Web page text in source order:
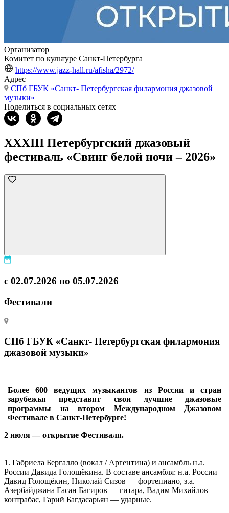
Организатор
Комитет по культуре Санкт-Петербурга
https://www.jazz-hall.ru/afisha/2972/
Адрес
СПб ГБУК «Санкт- Петербургская филармония джазовой
музыки»
Поделиться в социальных сетях
ХХХIII Петербургский джазовый
фестиваль «Свинг белой ночи – 2026»
с 02.07.2026 по 05.07.2026
Фестивали
СПб ГБУК «Санкт- Петербургская филармония
джазовой музыки»
Более 600 ведущих музыкантов из России и стран
зарубежья представят свои лучшие джазовые
программы на втором Международном Джазовом
Фестивале в Санкт-Петербурге!
2 июля — открытие Фестиваля.
1. Габриела Бергалло (вокал / Аргентина) и ансамбль н.а.
России Давида Голощёкина. В составе ансамбля: н.а. России
Давид Голощёкин, Николай Сизов — фортепиано, з.а.
Азербайджана Гасан Багиров — гитара, Вадим Михайлов —
контрабас, Гарий Багдасарьян — ударные.